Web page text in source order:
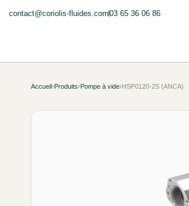
contact@coriolis-fluides.com03 65 36 06 86
Accueil›Produits›Pompe à vide›HSP0120-2S (ANCA)